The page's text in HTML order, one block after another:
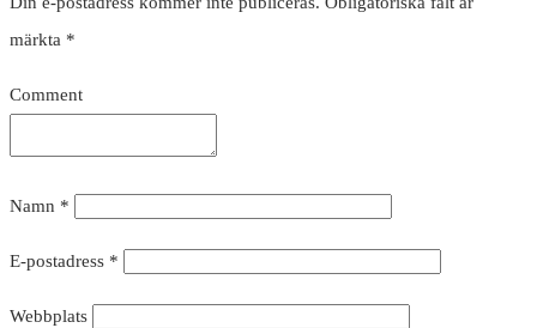
märkta *
Comment
Namn *
E-postadress *
Webbplats